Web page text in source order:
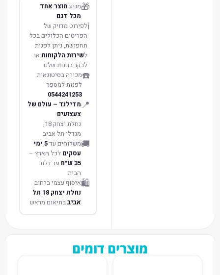
🎁מגיע מוצר אחד
מכל דגם
ℹ️לפירוט מדויק של
הפריטים הכלולים בכל
תחפושת, ניתן לפנות
לשירות הלקוחות או
לבקר בחנות שלנו
☎️מכירה בסיטונאות
לפנות למספר
0544241253
📍 מדילנד – עולם של
צעצועים
נחלת יצחק 18,
מגדלי תל אביב
🚚משלוחים עד 5 ימי
עסקים לכל הארץ –
35 ש״ח
עד דלת
הבית
🛍️איסוף עצמי ברחוב
נחלת יצחק 18 תל
אביבבתיאום מראש
מוצרים דומים